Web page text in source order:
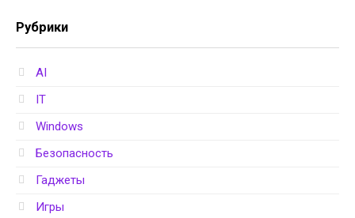
Рубрики
AI
IT
Windows
Безопасность
Гаджеты
Игры